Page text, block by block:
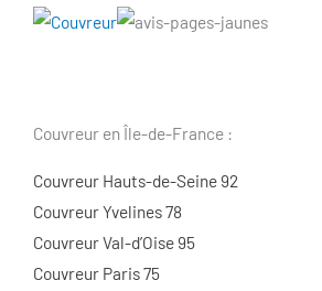
Couvreur en Île-de-France :
Couvreur Hauts-de-Seine 92
Couvreur Yvelines 78
Couvreur Val-d’Oise 95
Couvreur Paris 75